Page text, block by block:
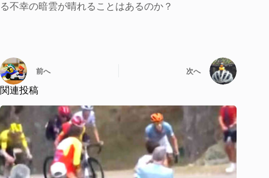
る不幸の暗雲が晴れることはあるのか？
前へ 次へ
関連投稿